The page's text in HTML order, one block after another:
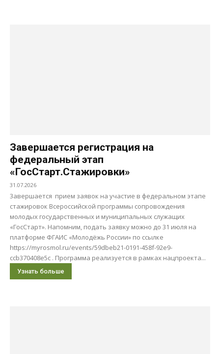
Завершается регистрация на
федеральный этап
«ГосСтарт.Стажировки»
31.07.2026
3авершается прием заявок на участие в федеральном этапе
стажировок Всероссийской программы сопровождения
молодых государственных и муниципальных служащих
«ГосСтарт». Напомним, подать заявку можно до 31 июля на
платформе ФГАИС «Молодёжь России» по ссылке
https://myrosmol.ru/events/59dbeb21-0191-458f-92e9-
ccb370408e5c . Программа реализуется в рамках нацпроекта...
Узнать больше